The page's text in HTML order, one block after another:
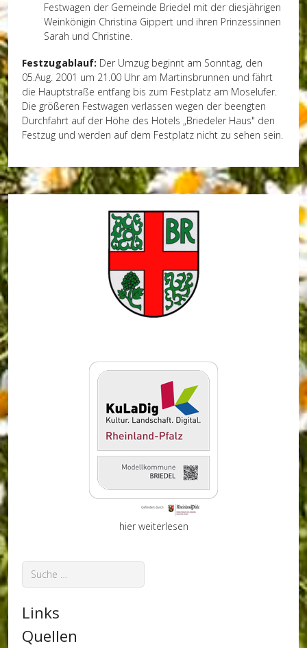
Festwagen der Gemeinde Briedel mit der diesjährigen
Weinkönigin Christina Gippert und ihren Prinzessinnen
Sarah und Christine.
Festzugablauf: Der Umzug beginnt am Sonntag, den
05.Aug. 2001 um 21.00 Uhr am Martinsbrunnen und fährt
die Hauptstraße entfang bis zum Festplatz am Moselufer.
Die größeren Festwagen verlassen wegen der beengten
Durchfahrt auf der Höhe des Hotels „Briedeler Haus" den
Festzug und werden auf dem Festplatz nicht zu sehen sein.
hier weiterlesen
Suchen
Links
Quellen